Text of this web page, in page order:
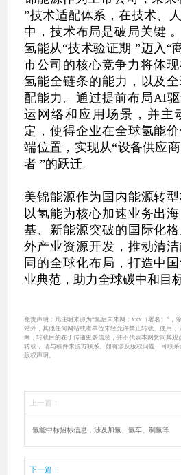
”技术适配体系，在技术、
中，技术布局是破局关键
氢能从“技术验证期 ”迈入“
市公司的核心竞争力将体
氢能全链条的能力，以及
配能力。通过提前布局AI
运网络和应用场景，并主
定，使得企业在全球氢能
端位置，实现从“设备供应
者 ”的跃迁。
美锦能源作为国内能源转
以氢能为核心加速业务出
基、新能源突破的国际化
外产业资源开发，推动清
同的全球化布局，打造中
业典范，助力全球碳中和目
免责声明：凡注明来源为“氢启未来网：xxx（署名）”，
站外，其他任何网站或者单位未经允许禁止转载、使用，
网，转载目的在于传递更多信息，并不代表本网赞同其
转载， 请与稿件来源方联系。如有涉及版权问题，可联
版权声明。
上一篇：
氢能中标招标信息，涉及加氢、氢车、制氢等
下一篇：